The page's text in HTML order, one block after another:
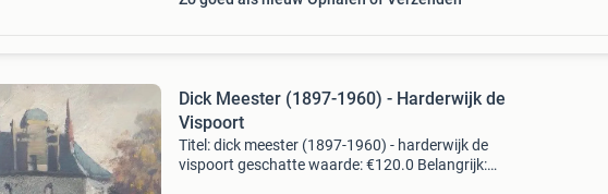
Dick Meester (1897-1960) - Harderwijk de
Vispoort
Titel: dick meester (1897-1960) - harderwijk de
vispoort geschatte waarde: €120.0 Belangrijk: